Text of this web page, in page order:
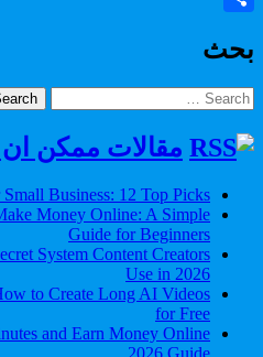
بحث
Search
for:
مقالات ممكن ان
Business: 12 Top Picks.
Money Online: A Simple
Guide for Beginners
System Content Creators
Use in 2026
to Create Long AI Videos
for Free
and Earn Money Online
2026 Guide